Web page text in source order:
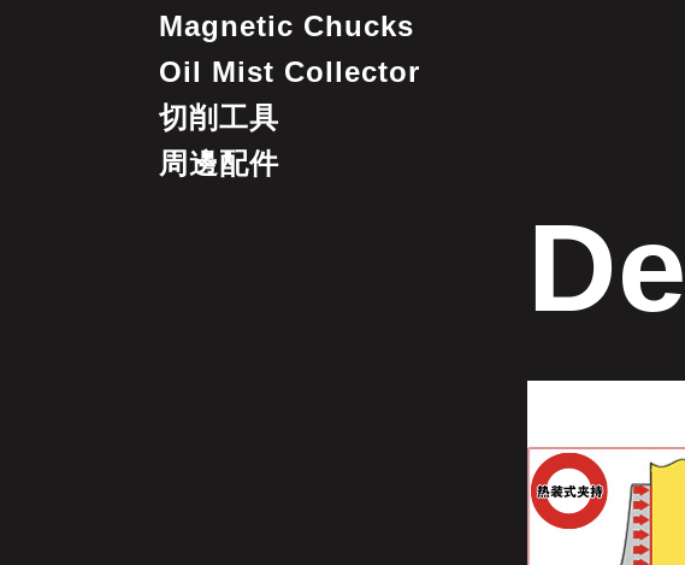
Magnetic Chucks
Oil Mist Collector
切削工具
周邊配件